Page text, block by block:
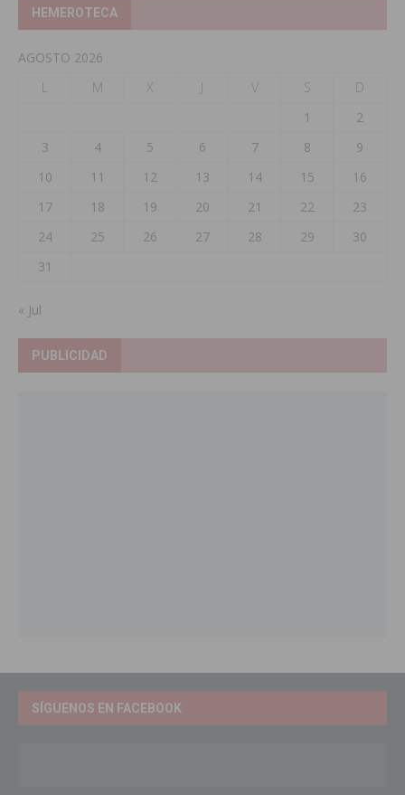
HEMEROTECA
AGOSTO 2026
L
M X J V S
D
1
2
3
4 5 6 7 8
9
10
11 12 13 14 15
16
17
18 19 20 21 22
23
24
25 26 27 28 29
30
31
« Jul
PUBLICIDAD
SÍGUENOS EN FACEBOOK